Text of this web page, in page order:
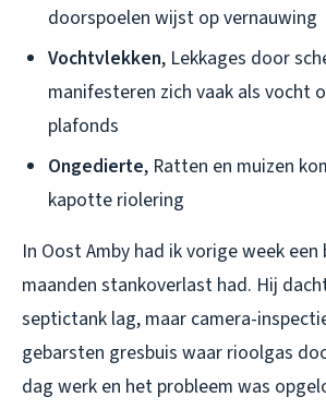
doorspoelen wijst op vernauwing
Vochtvlekken, Lekkages door
manifesteren zich vaak als vocht
plafonds
Ongedierte, Ratten en muizen
kapotte riolering
In Oost Amby had ik vorige week
maanden stankoverlast had. Hij
septictank lag, maar camera-
gebarsten gresbuis waar rioolgas
dag werk en het probleem was